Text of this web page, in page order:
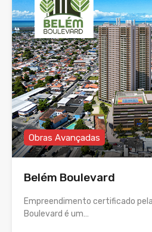
Obras Avançadas
Belém Boulevard
Empreendimento certificado
Boulevard é um…